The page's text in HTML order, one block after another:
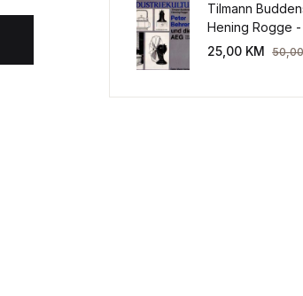
Tilmann
Hening Rogge -
Industriekultur:
25,00 KM